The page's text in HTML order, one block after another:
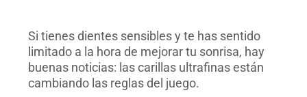
Si tienes dientes sensibles y te has sentido
limitado a la hora de mejorar tu sonrisa, hay
buenas noticias: las carillas ultrafinas están
cambiando las reglas del juego.